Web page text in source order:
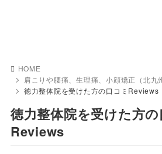
HOME
肩こりや腰痛、生理痛、小顔矯正（北九
徳力整体院を受けた方の口コミReviews
徳力整体院を受けた方の
Reviews